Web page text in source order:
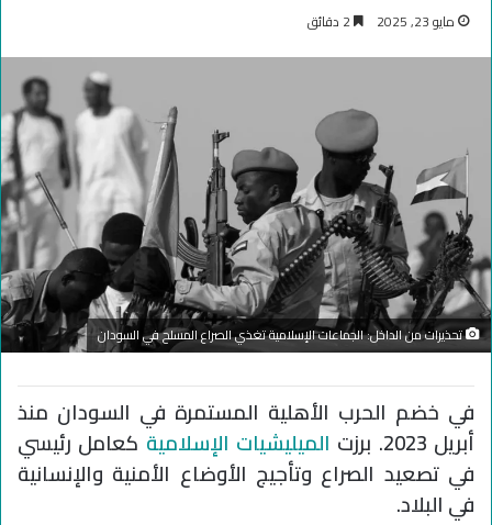
مايو 23, 2025
تحذيرات من الداخل: الجماعات الإسلامية تغذي الصراع المسلح في السودان
في خضم الحرب الأهلية المستمرة في السودان منذ
أبريل 2023. برزت
الميليشيات الإسلامية كعامل رئيسي
في تصعيد الصراع وتأجيج الأوضاع الأمنية والإنسانية
في البلاد.